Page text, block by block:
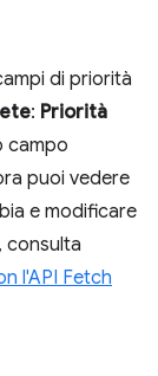
di priorità
: Priorità
campo
puoi vedere
e modificare
consulta
l'API Fetch